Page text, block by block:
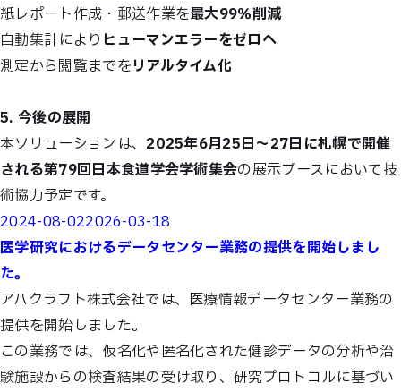
紙レポート作成・郵送作業を最大99％削減
自動集計により ヒューマンエラーをゼロへ
測定から閲覧までをリアルタイム化
5. 今後の展開
本ソリューションは、 2025年6月25日〜27日に札幌で開催
される第79回日本食道学会学術集会の展示ブースにおいて技
術協力予定です。
Posted
on
2024-08-022026-03-18
医学研究におけるデータセンター業務の提供を開始しまし
た。
アハクラフト株式会社では、医療情報データセンター業務の
提供を開始しました。
この業務では、仮名化や匿名化された健診データの分析や治
験施設からの検査結果の受け取り、研究プロトコルに基づい